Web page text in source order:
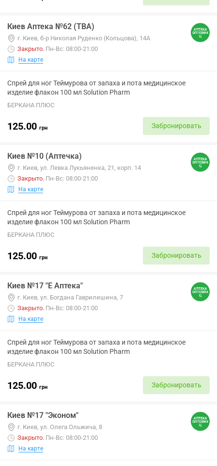
Киев Аптека №62 (ТВА)
г. Киев, б-р Николая Руденко (Кольцова), 14А
Закрыто. Пн-Вс: 08:00-21:00
На карте
Спрей для ног Теймурова от запаха и пота медицинское
изделие флакон 100 мл Solution Pharm
БЕРКАНА ПЛЮС
125.00 грн Забронировать
Киев №10 (Аптечка)
г. Киев, ул. Левка Лукьяненка, 21, корп. 14
Закрыто. Пн-Вс: 08:00-21:00
На карте
Спрей для ног Теймурова от запаха и пота медицинское
изделие флакон 100 мл Solution Pharm
БЕРКАНА ПЛЮС
125.00 грн Забронировать
Киев №17 "Е Аптека"
г. Киев, ул. Богдана Гаврилишина, 7
Закрыто. Пн-Вс: 08:00-21:00
На карте
Спрей для ног Теймурова от запаха и пота медицинское
изделие флакон 100 мл Solution Pharm
БЕРКАНА ПЛЮС
125.00 грн Забронировать
Киев №17 "Эконом"
г. Киев, ул. Олега Ольжича, 8
Закрыто. Пн-Вс: 08:00-21:00
На карте